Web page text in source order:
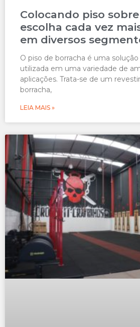
Colocando piso
escolha cada vez
em diversos
O piso de borracha é uma
utilizada em uma variedade de
aplicações. Trata-se de um
borracha,
LEIA MAIS »